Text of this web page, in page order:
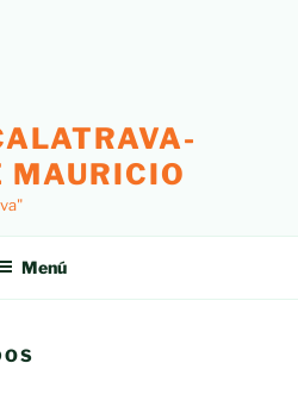
MAURICIO
Menú